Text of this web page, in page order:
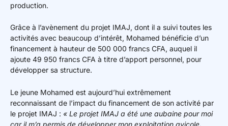
production.
Grâce à l’avènement du projet IMAJ, dont il a suivi toutes les
activités avec beaucoup d’intérêt, Mohamed bénéficie d’un
financement à hauteur de 500 000 francs CFA, auquel il
ajoute 49 950 francs CFA à titre d’apport personnel, pour
développer sa structure.
Le jeune Mohamed est aujourd’hui extrêmement
reconnaissant de l’impact du financement de son activité par
le projet IMAJ : « Le projet IMAJ a été une aubaine pour moi
car il m’a permis de développer mon exploitation avicole.